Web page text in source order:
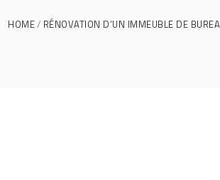
HOME RÉNOVATION D’UN IMMEUBLE DE